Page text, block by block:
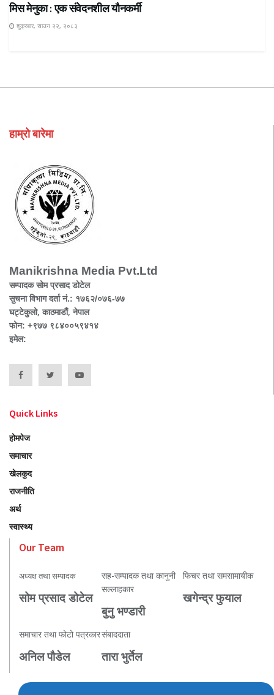
मिस मेनुका : एक संवेदनशील यौनकर्मी
शुक्रबार, साउन २२, २०८३
हाम्रो बारेमा
Manikrishna Media Pvt.Ltd
सम्पादक सोम प्रसाद डोटेल
सुचना विभाग दर्ता नं.: १७६२/०७६-७७
घट्टेकुलो, काठमाडौं, नेपाल
फोन: +९७७ ९८४००५९४१४
इमेल:
Quick Links
होमपेज
समाचार
खेलकुद
राजनीति
अर्थ
स्वास्थ्य
Our Team
अध्यक्ष तथा सम्पादक
सोम प्रसाद डोटेल
सह-सम्पादक तथा कानुनी
सल्लाहकार
बुनु भण्डारी
फिचर तथा समसामायीक
खगेन्द्र फुयाल
समाचार तथा फोटो पत्रकार
अनिल पौडेल
संबाददाता
तारा भुर्तेल